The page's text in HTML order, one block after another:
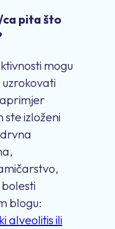
ca pita što
mogu
uzrokovati
ste izloženi
blogu:
alveolitis ili